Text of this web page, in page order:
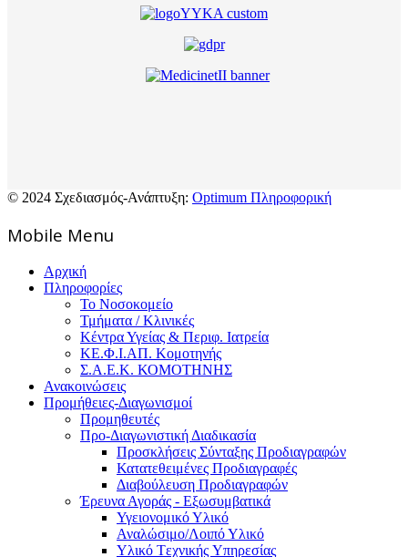
© 2024 Σχεδιασμός-Ανάπτυξη: Optimum Πληροφορική
Mοbile Menu
Αρχική
Πληροφορίες
Το Νοσοκομείο
Τμήματα / Κλινικές
Κέντρα Υγείας & Περιφ. Ιατρεία
ΚΕ.Φ.Ι.ΑΠ. Κομοτηνής
Σ.Α.Ε.Κ. ΚΟΜΟΤΗΝΗΣ
Ανακοινώσεις
Προμήθειες-Διαγωνισμοί
Προμηθευτές
Προ-Διαγωνιστική Διαδικασία
Προσκλήσεις Σύνταξης Προδιαγραφών
Κατατεθειμένες Προδιαγραφές
Διαβούλευση Προδιαγραφών
Έρευνα Αγοράς - Εξωσυμβατικά
Υγειονομικό Υλικό
Αναλώσιμο/Λοιπό Υλικό
Υλικό Tεχνικής Yπηρεσίας